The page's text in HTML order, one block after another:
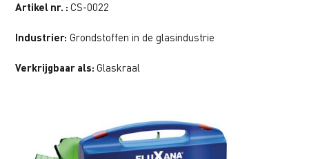
Artikel nr. :CS-0022
Industrier: Grondstoffen in de glasindustrie
Verkrijgbaar als:Glaskraal